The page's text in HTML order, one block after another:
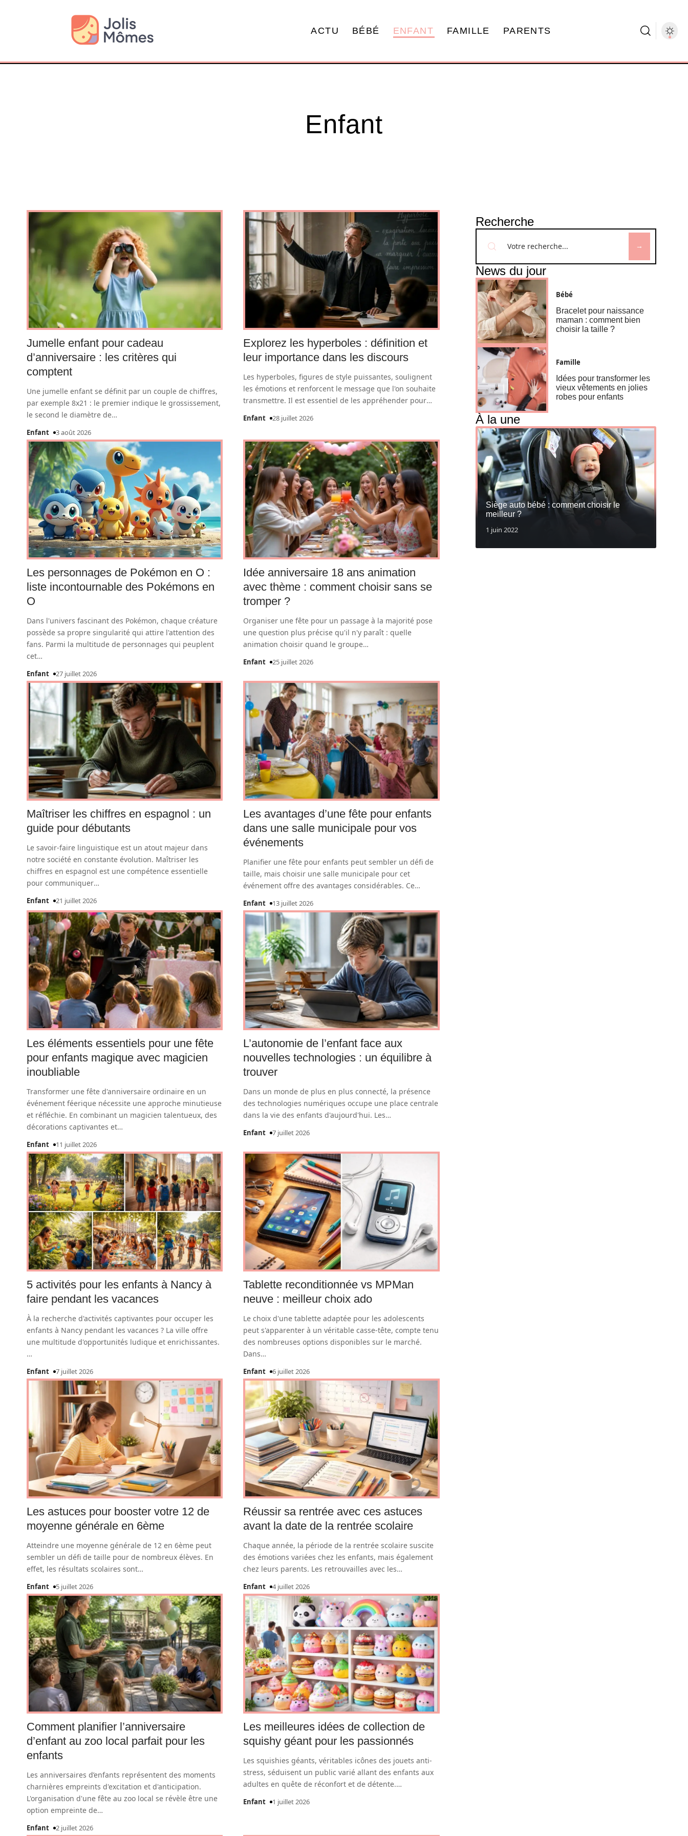
ACTU BÉBÉ ENFANT FAMILLE PARENTS
Enfant
Jumelle enfant pour cadeau
d’anniversaire : les critères qui
comptent
Une jumelle enfant se définit par un couple de chiffres,
par exemple 8x21 : le premier indique le grossissement,
le second le diamètre de…
Enfant 3 août 2026
Explorez les hyperboles : définition et
leur importance dans les discours
Les hyperboles, figures de style puissantes, soulignent
les émotions et renforcent le message que l'on souhaite
transmettre. Il est essentiel de les appréhender pour…
Enfant 28 juillet 2026
Les personnages de Pokémon en O :
liste incontournable des Pokémons en
O
Dans l'univers fascinant des Pokémon, chaque créature
possède sa propre singularité qui attire l'attention des
fans. Parmi la multitude de personnages qui peuplent
cet…
Enfant 27 juillet 2026
Idée anniversaire 18 ans animation
avec thème : comment choisir sans se
tromper ?
Organiser une fête pour un passage à la majorité pose
une question plus précise qu'il n'y paraît : quelle
animation choisir quand le groupe…
Enfant 25 juillet 2026
Maîtriser les chiffres en espagnol : un
guide pour débutants
Le savoir-faire linguistique est un atout majeur dans
notre société en constante évolution. Maîtriser les
chiffres en espagnol est une compétence essentielle
pour communiquer…
Enfant 21 juillet 2026
Les avantages d’une fête pour enfants
dans une salle municipale pour vos
événements
Planifier une fête pour enfants peut sembler un défi de
taille, mais choisir une salle municipale pour cet
événement offre des avantages considérables. Ce…
Enfant 13 juillet 2026
Les éléments essentiels pour une fête
pour enfants magique avec magicien
inoubliable
Transformer une fête d'anniversaire ordinaire en un
événement féerique nécessite une approche minutieuse
et réfléchie. En combinant un magicien talentueux, des
décorations captivantes et…
Enfant 11 juillet 2026
L’autonomie de l’enfant face aux
nouvelles technologies : un équilibre à
trouver
Dans un monde de plus en plus connecté, la présence
des technologies numériques occupe une place centrale
dans la vie des enfants d'aujourd'hui. Les…
Enfant 7 juillet 2026
5 activités pour les enfants à Nancy à
faire pendant les vacances
À la recherche d'activités captivantes pour occuper les
enfants à Nancy pendant les vacances ? La ville offre
une multitude d'opportunités ludique et enrichissantes.
…
Enfant 7 juillet 2026
Tablette reconditionnée vs MPMan
neuve : meilleur choix ado
Le choix d'une tablette adaptée pour les adolescents
peut s'apparenter à un véritable casse-tête, compte tenu
des nombreuses options disponibles sur le marché.
Dans…
Enfant 6 juillet 2026
Les astuces pour booster votre 12 de
moyenne générale en 6ème
Atteindre une moyenne générale de 12 en 6ème peut
sembler un défi de taille pour de nombreux élèves. En
effet, les résultats scolaires sont…
Enfant 5 juillet 2026
Réussir sa rentrée avec ces astuces
avant la date de la rentrée scolaire
Chaque année, la période de la rentrée scolaire suscite
des émotions variées chez les enfants, mais également
chez leurs parents. Les retrouvailles avec les…
Enfant 4 juillet 2026
Comment planifier l’anniversaire
d’enfant au zoo local parfait pour les
enfants
Les anniversaires d’enfants représentent des moments
charnières empreints d'excitation et d'anticipation.
L'organisation d'une fête au zoo local se révèle être une
option empreinte de…
Enfant 2 juillet 2026
Les meilleures idées de collection de
squishy géant pour les passionnés
Les squishies géants, véritables icônes des jouets anti-
stress, séduisent un public varié allant des enfants aux
adultes en quête de réconfort et de détente.…
Enfant 1 juillet 2026
Recherche
News du jour
Bébé
Bracelet pour naissance
maman : comment bien
choisir la taille ?
Famille
Idées pour transformer les
vieux vêtements en jolies
robes pour enfants
À la une
Siège auto bébé : comment choisir le
meilleur ?
1 juin 2022